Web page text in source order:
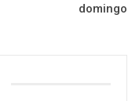
domingo